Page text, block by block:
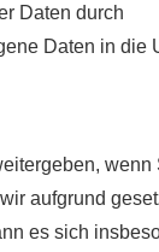
Daten durch
Daten in die
wenn
aufgrund
es sich